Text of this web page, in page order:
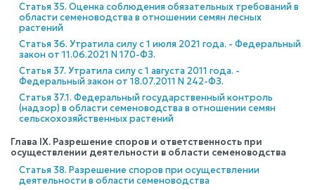
Статья 35. Оценка соблюдения обязательных требований в
области семеноводства в отношении семян лесных
растений
Статья 36. Утратила силу с 1 июля 2021 года. - Федеральный
закон от 11.06.2021 N 170-ФЗ.
Статья 37. Утратила силу с 1 августа 2011 года. -
Федеральный закон от 18.07.2011 N 242-ФЗ.
Статья 37.1. Федеральный государственный контроль
(надзор) в области семеноводства в отношении семян
сельскохозяйственных растений
Глава IX. Разрешение споров и ответственность при
осуществлении деятельности в области семеноводства
Статья 38. Разрешение споров при осуществлении
деятельности в области семеноводства